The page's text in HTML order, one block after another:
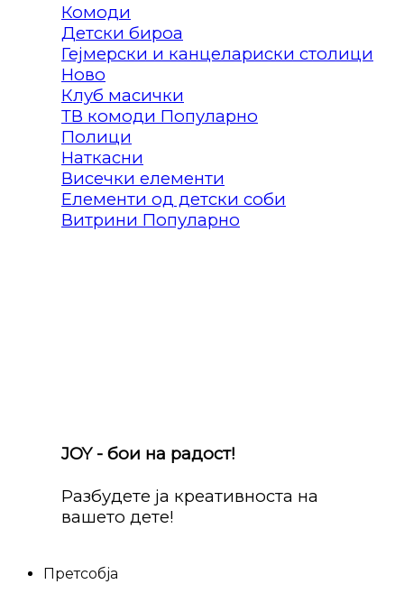
Комоди
Детски бироа
Гејмерски и канцелариски столици
Клуб масички
ТВ комоди
Полици
Наткасни
Висечки елементи
Елементи од детски соби
Витрини
JOY - бои на радост!
Разбудете ја креативноста на
вашето дете!
Претсобја